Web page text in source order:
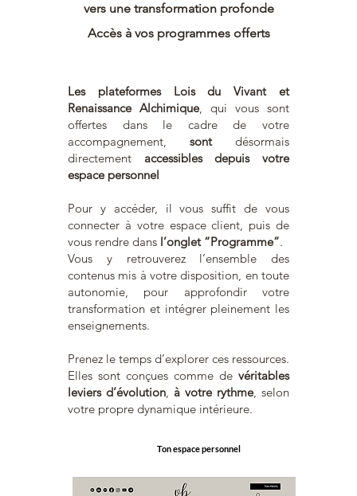
vers une transformation profonde
Accès à vos programmes offerts
Les plateformes Lois du Vivant et
Renaissance Alchimique, qui vous sont
offertes dans le cadre de votre
accompagnement, sont désormais
directement accessibles depuis votre
espace personnel
Pour y accéder, il vous suffit de vous
connecter à votre espace client, puis de
vous rendre dans l’onglet “Programme”.
Vous y retrouverez l’ensemble des
contenus mis à votre disposition, en toute
autonomie, pour approfondir votre
transformation et intégrer pleinement les
enseignements.
Prenez le temps d’explorer ces ressources.
Elles sont conçues comme de véritables
leviers d’évolution, à votre rythme, selon
votre propre dynamique intérieure.
Ton espace personnel